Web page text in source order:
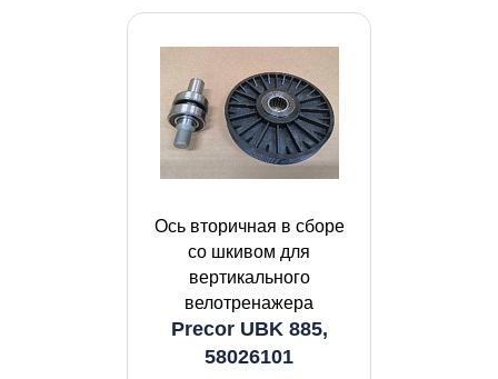
Ось вторичная в сборе
со шкивом для
вертикального
велотренажера
Precor UBK 885,
58026101